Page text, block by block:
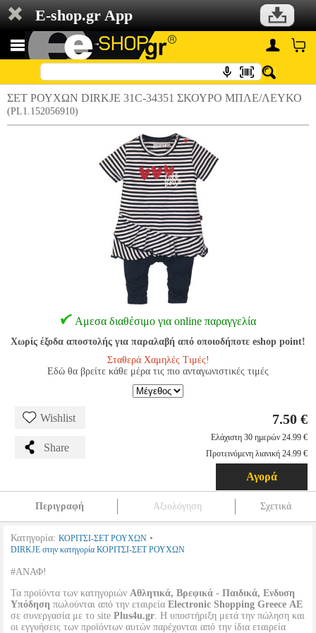
E-shop.gr App
ΣΕΤ ΡΟΥΧΩΝ DIRKJE 31C-34351 ΣΚΟΥΡΟ ΜΠΛΕ/ΛΕΥΚΟ
(PL1.152056910)
Αμεσα διαθέσιμο για online παραγγελία
Χωρίς έξοδα αποστολής για παραλαβή από οποιοδήποτε eshop point!
Σταθερά Χαμηλές Τιμές!
Εδώ θα βρείτε κάθε μέρα τις πιο ανταγωνιστικές τιμές
Wishlist
Share
7.50 €
Ελάχιστη 30 ημερών 24.99 €
Προτεινόμενη λιανική 24.99 €
Αγορά
Περιγραφή Αξιολόγηση Σχετικά
Κατηγορία: ΚΟΡΙΤΣΙ-ΣΕΤ ΡΟΥΧΩΝ •
DIRKJE στην κατηγορία ΚΟΡΙΤΣΙ-ΣΕΤ ΡΟΥΧΩΝ
#ΑΝΑΦ!
Τα προϊόντα των κατηγοριών Αθλητικά, Βρεφικά - Παιδικά, Ενδυση
Υπόδηση πωλούνται από την εταιρεία Electronic Shopping Greece ΑΕ
σε συνεργασία με το site Plus4u.gr. Η υποστήριξη μετά την πώληση και
οι εγγυήσεις των προϊόντων αυτών παρέχονται από την ίδια εταιρεία